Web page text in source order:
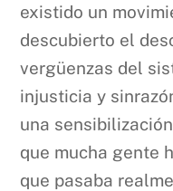
existido un
descubierto el
vergüenzas del
injusticia y
una
que mucha gente
que pasaba